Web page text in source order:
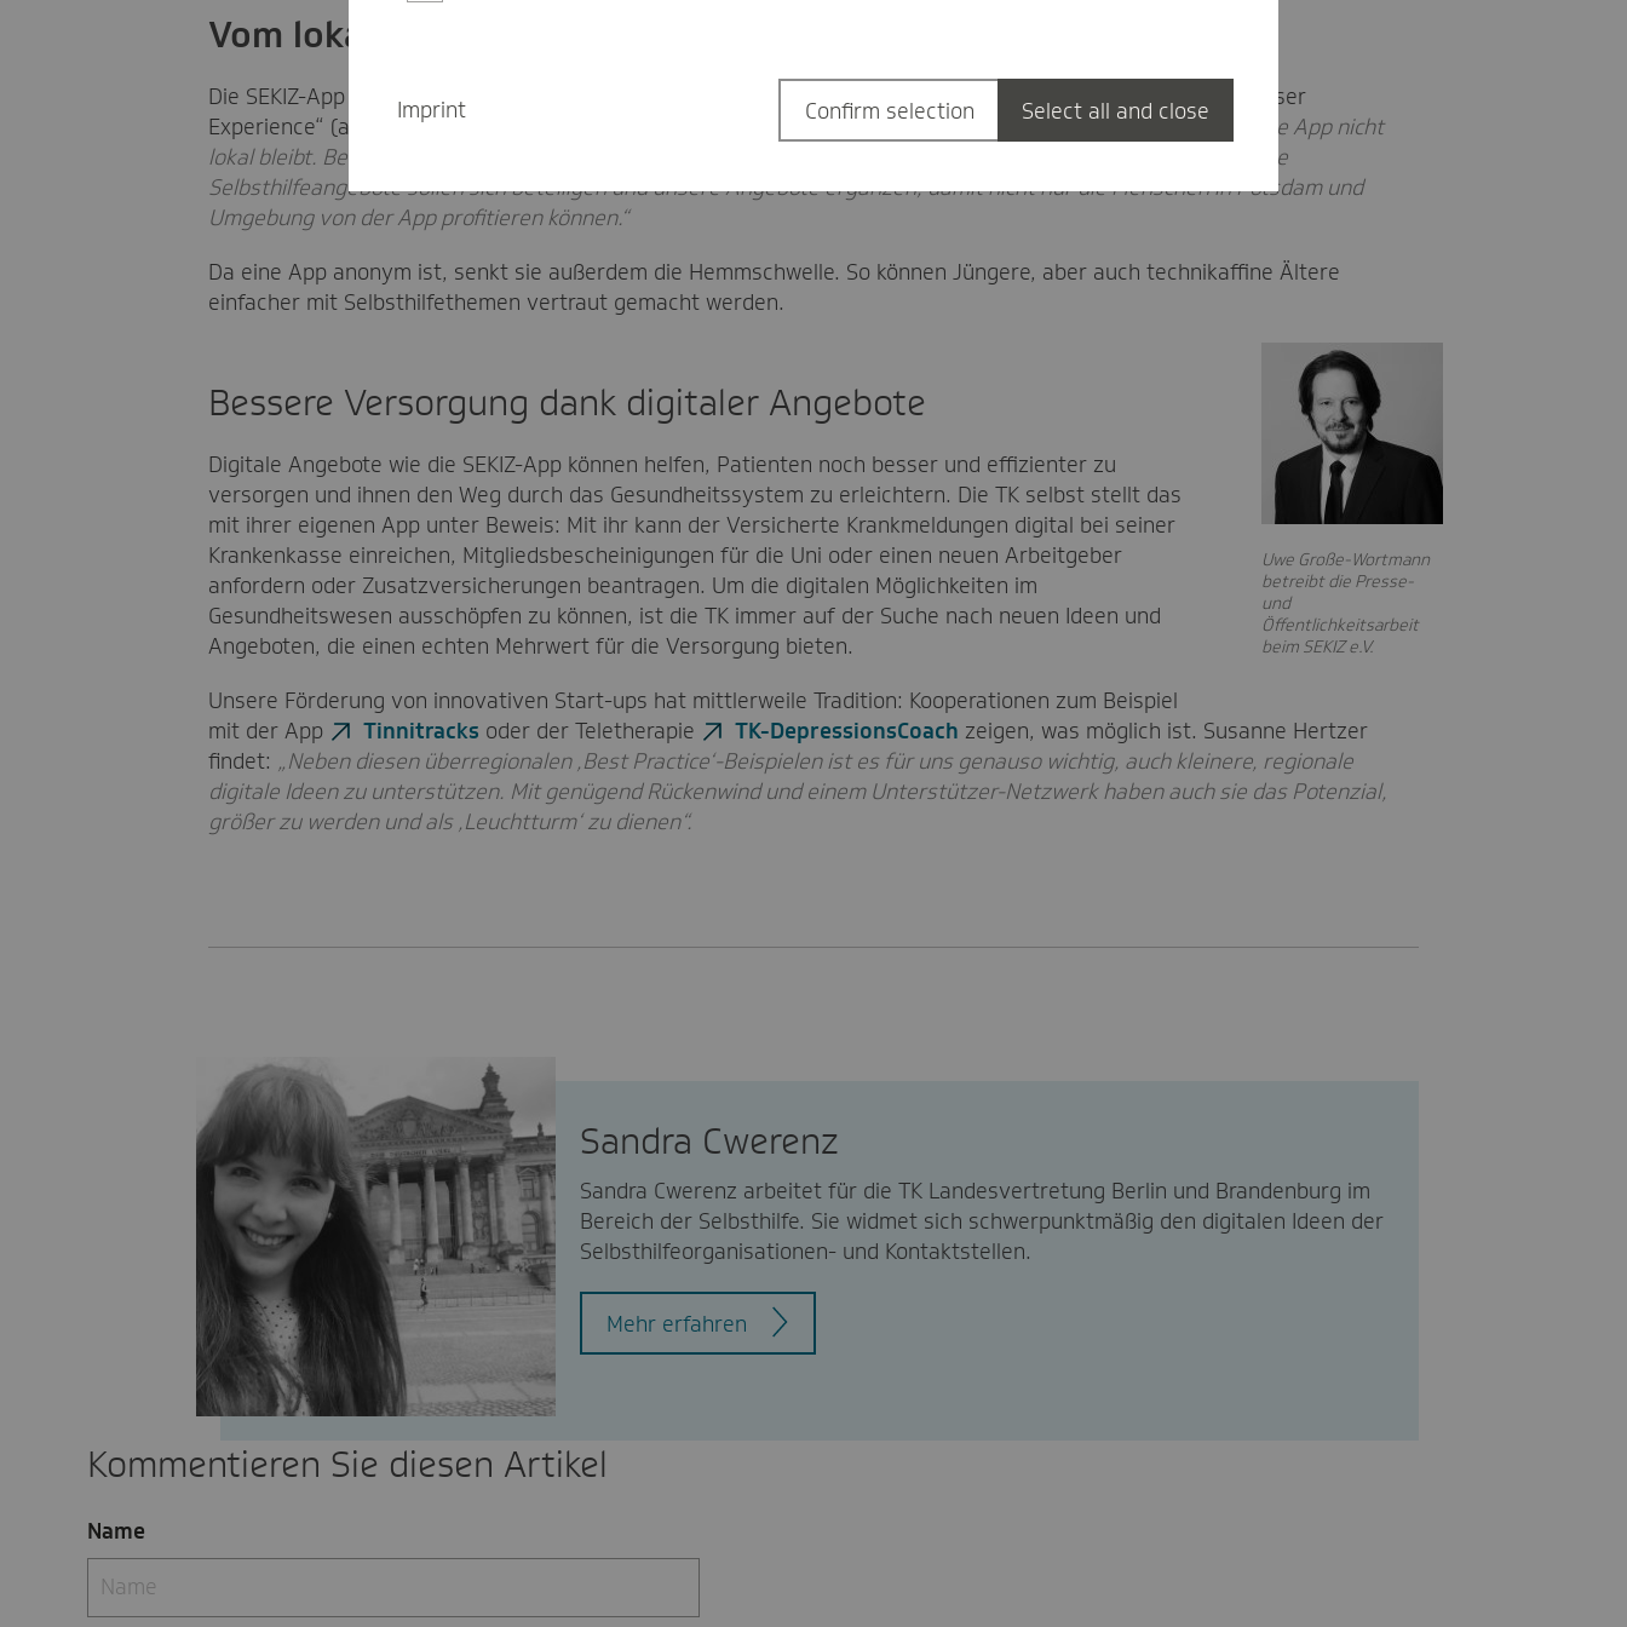
Vom lokalen Angebot hin zur bundesweiten Vernetzung
Die SEKIZ-App wird nach Veröffentlichung weiterhin gepflegt und laufend aktualisiert, um die bestmögliche „User
Experience“ (also bestmögliche Nutzererlebnisse) zu ermöglichen. Große-Wortmann sagt:„Wir hoffen, dass die App nicht
lokal bleibt. Bei diesem Projekt bietet es sich einfach an, sich mit der Zeit auch bundesweit zu vernetzen. Andere
Selbsthilfeangebote sollen sich beteiligenund unsere Angebote ergänzen, damit nicht nur die Menschen in Potsdam und
Umgebung von der App profitieren können.“
Da eine App anonym ist, senkt sie außerdem die Hemmschwelle. So können Jüngere, aber auch technikaffine Ältere
einfacher mit Selbsthilfethemen vertraut gemacht werden.
Uwe Große-Wortmann
betreibt die Presse-
und
Öffentlichkeitsarbeit
beim SEKIZ e.V.
Bessere Versorgung dank digitaler Angebote
Digitale Angebote wie die SEKIZ-App können helfen, Patienten noch besser und effizienter zu
versorgen und ihnen den Weg durch das Gesundheitssystem zu erleichtern. Die TK selbst stellt das
mit ihrer eigenen App unter Beweis: Mit ihr kann der Versicherte Krankmeldungen digital bei seiner
Krankenkasse einreichen, Mitgliedsbescheinigungen für die Uni oder einen neuen Arbeitgeber
anfordern oder Zusatzversicherungen beantragen. Um die digitalen Möglichkeiten im
Gesundheitswesen ausschöpfen zu können, ist die TK immer auf der Suche nach neuen Ideen und
Angeboten, die einen echten Mehrwert für die Versorgung bieten.
Unsere Förderung von innovativen Start-ups hat mittlerweile Tradition: Kooperationen zum Beispiel
mit der App
Tinnitracks oder der Teletherapie TK-DepressionsCoach zeigen, was möglich ist. Susanne Hertzer
findet: „Neben diesen überregionalen ‚Best Practice‘-Beispielen ist es für uns genauso wichtig, auch kleinere, regionale
digitale Ideen zu unterstützen. Mit genügend Rückenwind und einem Unterstützer-Netzwerk haben auch sie das Potenzial,
größer zu werden und als ‚Leuchtturm‘ zu dienen“.
Sandra Cwerenz
Sandra Cwerenz arbeitet für die TK Landesvertretung Berlin und Brandenburg im
Bereich der Selbsthilfe. Sie widmet sich schwerpunktmäßig den digitalen Ideen der
Selbsthilfeorganisationen- und Kontaktstellen.
Mehr erfahren
Kommentieren Sie diesen Artikel
Name
Imprint Confirm selection Select all and close